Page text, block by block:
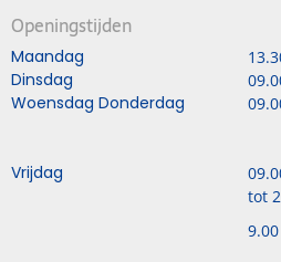
Openingstijden
Maandag
Dinsdag
Woensdag Donderdag
Vrijdag
tot